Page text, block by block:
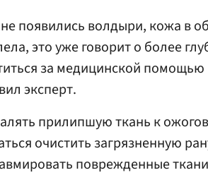
появились волдыри, кожа в
это уже говорит о более
за медицинской помощью
эксперт.
прилипшую ткань к
очистить загрязненную
поврежденные